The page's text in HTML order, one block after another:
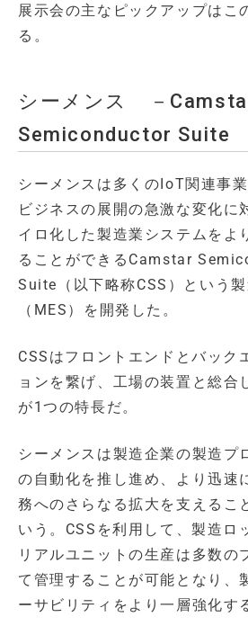
展示会の主なピックアップはこ
る。
シーメンス －
Semiconductor Suite
シーメンスは多くのIoT関連事
ビジネスの展開の急激な変化に
イロ化した製造業システムをよ
ることができるCamstar
Suite（以下略称CSS）という
（MES）を開発した。
CSSはフロントエンドとバック
ョンを繋げ、工場の装置と総合
が1つの特長だ。
シーメンスは製造企業の製造プ
の自動化を推し進め、より迅速
務へのさらなる拡大を支えるこ
いう。CSSを利用して、製造ロ
リアルユニットの生産は多数の
て管理することが可能となり、
ーサビリティをより一層強化す